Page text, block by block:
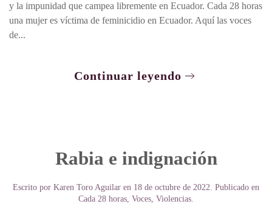
y la impunidad que campea libremente en Ecuador. Cada 28 horas
una mujer es víctima de feminicidio en Ecuador. Aquí las voces
de...
Continuar leyendo
Rabia e indignación
Escrito por Karen Toro Aguilar en 18 de octubre de 2022. Publicado en
Cada 28 horas, Voces, Violencias.